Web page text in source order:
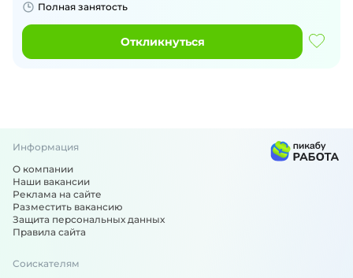
Полная занятость
Откликнуться
Информация
О компании
Наши вакансии
Реклама на сайте
Разместить вакансию
Защита персональных данных
Правила сайта
Соискателям